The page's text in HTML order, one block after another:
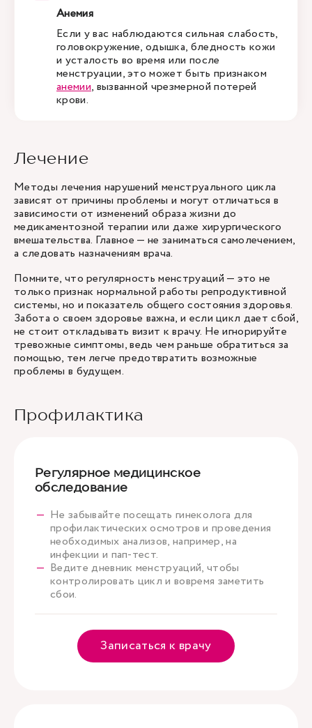
Анемия
Если у вас наблюдаются сильная слабость,
головокружение, одышка, бледность кожи
и усталость во время или после
менструации, это может быть признаком
анемии, вызванной чрезмерной потерей
крови.
Лечение
Методы лечения нарушений менструального цикла
зависят от причины проблемы и могут отличаться в
зависимости от изменений образа жизни до
медикаментозной терапии или даже хирургического
вмешательства. Главное — не заниматься самолечением,
а следовать назначениям врача.
Помните, что регулярность менструаций — это не
только признак нормальной работы репродуктивной
системы, но и показатель общего состояния здоровья.
Забота о своем здоровье важна, и если цикл дает сбой,
не стоит откладывать визит к врачу. Не игнорируйте
тревожные симптомы, ведь чем раньше обратиться за
помощью, тем легче предотвратить возможные
проблемы в будущем.
Профилактика
Регулярное медицинское
обследование
Не забывайте посещать гинеколога для
профилактических осмотров и проведения
необходимых анализов, например, на
инфекции и пап-тест.
Ведите дневник менструаций, чтобы
контролировать цикл и вовремя заметить
сбои.
Записаться к врачу